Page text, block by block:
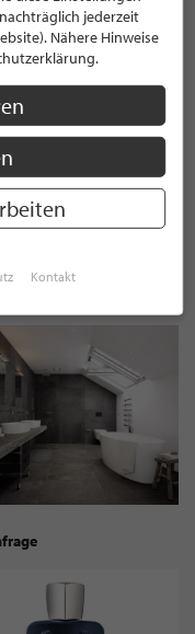
sweat crewneck male
jederzeit
Nähere Hinweise
Kontakt